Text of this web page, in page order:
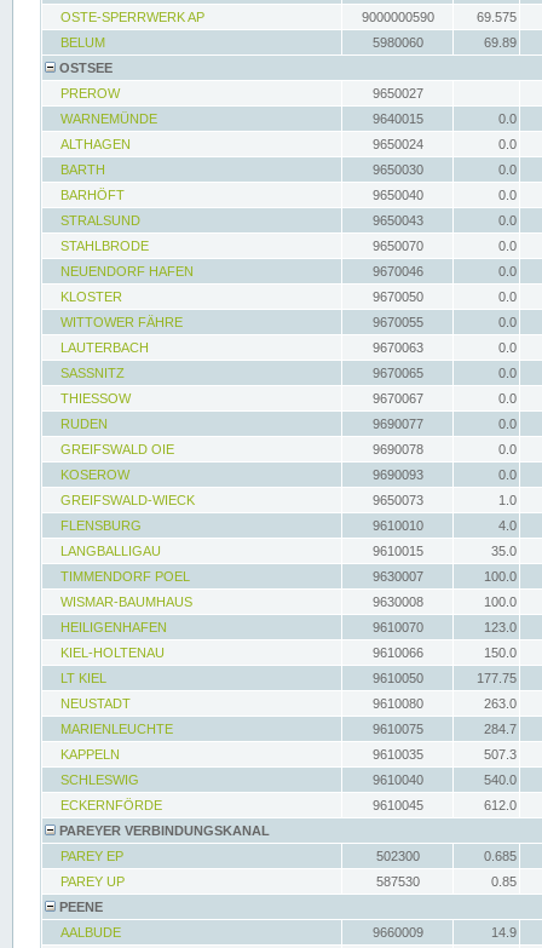
OSTE-SPERRWERK AP
9000000590
69.575
BELUM
5980060
69.89
OSTSEE
PREROW
9650027
WARNEMÜNDE
9640015
0.0
ALTHAGEN
9650024
0.0
BARTH
9650030
0.0
BARHÖFT
9650040
0.0
STRALSUND
9650043
0.0
STAHLBRODE
9650070
0.0
NEUENDORF HAFEN
9670046
0.0
KLOSTER
9670050
0.0
WITTOWER FÄHRE
9670055
0.0
LAUTERBACH
9670063
0.0
SASSNITZ
9670065
0.0
THIESSOW
9670067
0.0
RUDEN
9690077
0.0
GREIFSWALD OIE
9690078
0.0
KOSEROW
9690093
0.0
GREIFSWALD-WIECK
9650073
1.0
FLENSBURG
9610010
4.0
LANGBALLIGAU
9610015
35.0
TIMMENDORF POEL
9630007
100.0
WISMAR-BAUMHAUS
9630008
100.0
HEILIGENHAFEN
9610070
123.0
KIEL-HOLTENAU
9610066
150.0
LT KIEL
9610050
177.75
NEUSTADT
9610080
263.0
MARIENLEUCHTE
9610075
284.7
KAPPELN
9610035
507.3
SCHLESWIG
9610040
540.0
ECKERNFÖRDE
9610045
612.0
PAREYER VERBINDUNGSKANAL
PAREY EP
502300
0.685
PAREY UP
587530
0.85
PEENE
AALBUDE
9660009
14.9